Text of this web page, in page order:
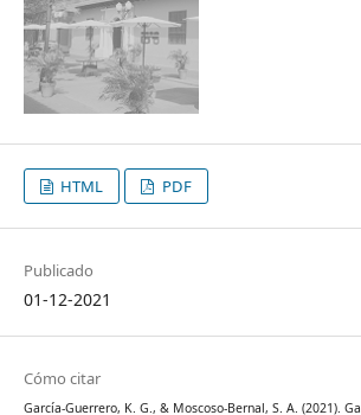
HTML PDF
Publicado
01-12-2021
Cómo citar
García-Guerrero, K. G., & Moscoso-Bernal, S. A. (2021).